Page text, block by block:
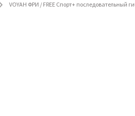
VOYAH ФРИ / FREE Спорт+ последовательный